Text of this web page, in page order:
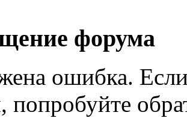
форума
ошибка.
попробуйте